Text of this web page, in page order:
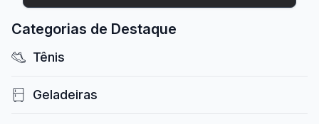
Categorias de Destaque
Tênis
Geladeiras